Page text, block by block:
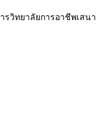
รวิทยาลัยการอาชีพเสนา